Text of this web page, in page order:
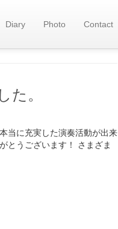
Diary Photo Contact
た。
当に充実した演奏活動が出来
とうございます！ さまざま